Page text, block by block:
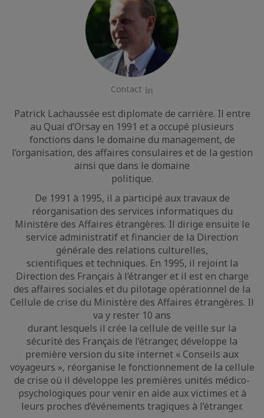
Contact
Patrick Lachaussée est diplomate de carrière. Il entre
au Quai d’Orsay en 1991 et a occupé plusieurs
fonctions dans le domaine du management, de
l’organisation, des affaires consulaires et de la gestion
ainsi que dans le domaine
politique.
De 1991 à 1995, il a participé aux travaux de
réorganisation des services informatiques du
Ministère des Affaires étrangères. Il dirige ensuite le
service administratif et financier de la Direction
générale des relations culturelles,
scientifiques et techniques. En 1995, il rejoint la
Direction des Français à l’étranger et il est en charge
des affaires sociales et du pilotage opérationnel de la
Cellule de crise du Ministère des Affaires étrangères. Il
va y rester 10 ans
durant lesquels il crée la cellule de veille sur la
sécurité des Français de l’étranger, développe la
première version du site internet « Conseils aux
voyageurs », réorganise le fonctionnement de la cellule
de crise où il développe les premières unités médico-
psychologiques pour venir en aide aux victimes et à
leurs proches d’événements tragiques à l’étranger.